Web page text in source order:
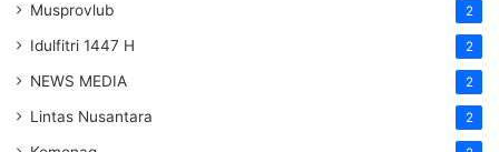
Musprovlub 2
Idulfitri 1447 H 2
NEWS MEDIA 2
Lintas Nusantara 2